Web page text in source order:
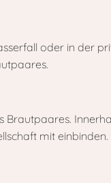
oder in der
Brautpaares.
mit einbinden.